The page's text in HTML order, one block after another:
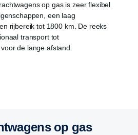
op gas is zeer flexibel
een laag
rijbereik tot 1800 km. De reeks
transport tot
de lange afstand.
op gas